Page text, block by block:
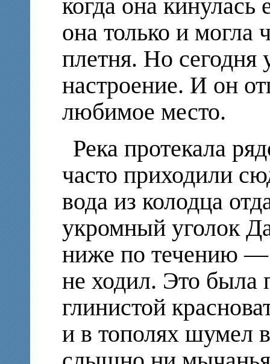
когда она
она только и могла
плетня. Но
настроение. И он
любимое место.
Река протекала
часто приходили
вода из колодца
укромный уголок
ниже по течению —
не ходил. Это была
глинистой
и в тополях шумел